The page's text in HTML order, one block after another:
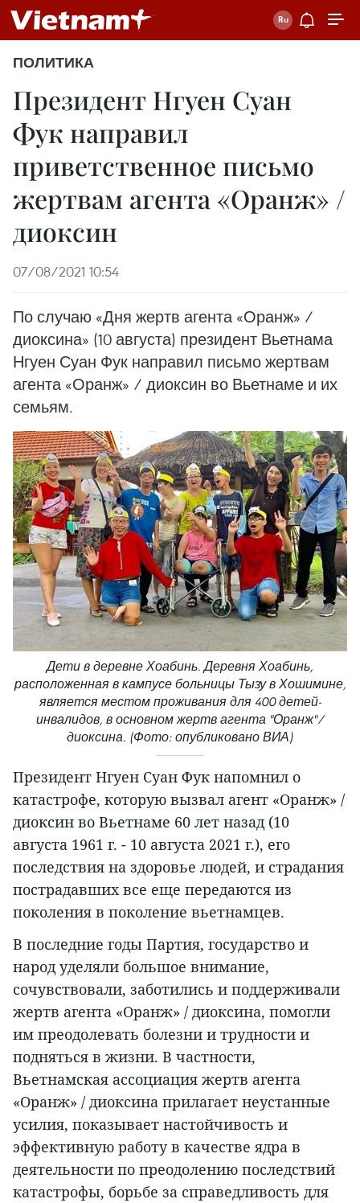
ПОЛИТИКА
Президент Нгуен Суан
Фук направил
приветственное письмо
жертвам агента «Оранж» /
диоксин
07/08/2021 10:54
По случаю «Дня жертв агента «Оранж» /
диоксина» (10 августа) президент Вьетнама
Нгуен Суан Фук направил письмо жертвам
агента «Оранж» / диоксин во Вьетнаме и их
семьям.
Дети в деревне Хоабинь. Деревня Хоабинь,
расположенная в кампусе больницы Тызу в Хошимине,
является местом проживания для 400 детей-
инвалидов, в основном жертв агента "Оранж"/
диоксина. (Фото: опубликовано ВИА)
Президент Нгуен Суан Фук напомнил о
катастрофе, которую вызвал агент «Оранж» /
диоксин во Вьетнаме 60 лет назад (10
августа 1961 г. - 10 августа 2021 г.), его
последствия на здоровье людей, и страдания
пострадавших все еще передаются из
поколения в поколение вьетнамцев.
В последние годы Партия, государство и
народ уделяли большое внимание,
сочувствовали, заботились и поддерживали
жертв агента «Оранж» / диоксина, помогли
им преодолевать болезни и трудности и
подняться в жизни. В частности,
Вьетнамская ассоциация жертв агента
«Оранж» / диоксина прилагает неустанные
усилия, показывает настойчивость и
эффективную работу в качестве ядра в
деятельности по преодолению последствий
катастрофы, борьбе за справедливость для